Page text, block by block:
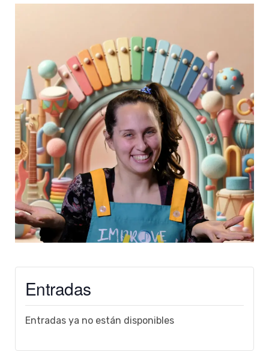
Entradas
Entradas ya no están disponibles